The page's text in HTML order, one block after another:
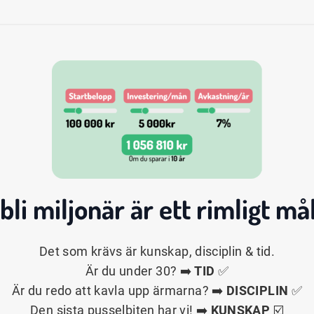
miljonärär ett rimligt
Det som krävs är kunskap, disciplin & tid.
Är du under 30? ➡️TID ✅
Är du redo att kavla upp ärmarna? ➡️ DISCIPLIN ✅
Den sista pusselbiten har vi! ➡️ KUNSKAP ☑️